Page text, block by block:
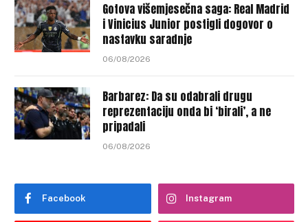
Gotova višemjesečna saga: Real Madrid
i Vinicius Junior postigli dogovor o
nastavku saradnje
06/08/2026
Barbarez: Da su odabrali drugu
reprezentaciju onda bi ‘birali’, a ne
pripadali
06/08/2026
Facebook Instagram